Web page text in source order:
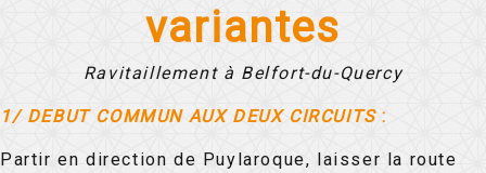
variantes
Ravitaillement à Belfort-du-Quercy
1/ DEBUT COMMUN AUX DEUX CIRCUITS:
Partir en direction de Puylaroque, laisser la route